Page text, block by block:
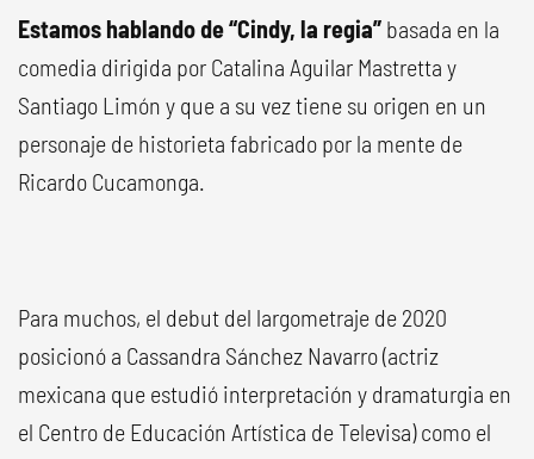
Estamos hablando de “Cindy, la regia” basada en la
comedia dirigida por Catalina Aguilar Mastretta y
Santiago Limón y que a su vez tiene su origen en un
personaje de historieta fabricado por la mente de
Ricardo Cucamonga.
Para muchos, el debut del largometraje de 2020
posicionó a Cassandra Sánchez Navarro (actriz
mexicana que estudió interpretación y dramaturgia en
el Centro de Educación Artística de Televisa) como el